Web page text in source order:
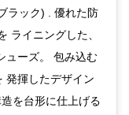
ラック) . 優れた防
ライニングした、
ューズ。 包み込む
発揮したデザイン
を台形に仕上げる